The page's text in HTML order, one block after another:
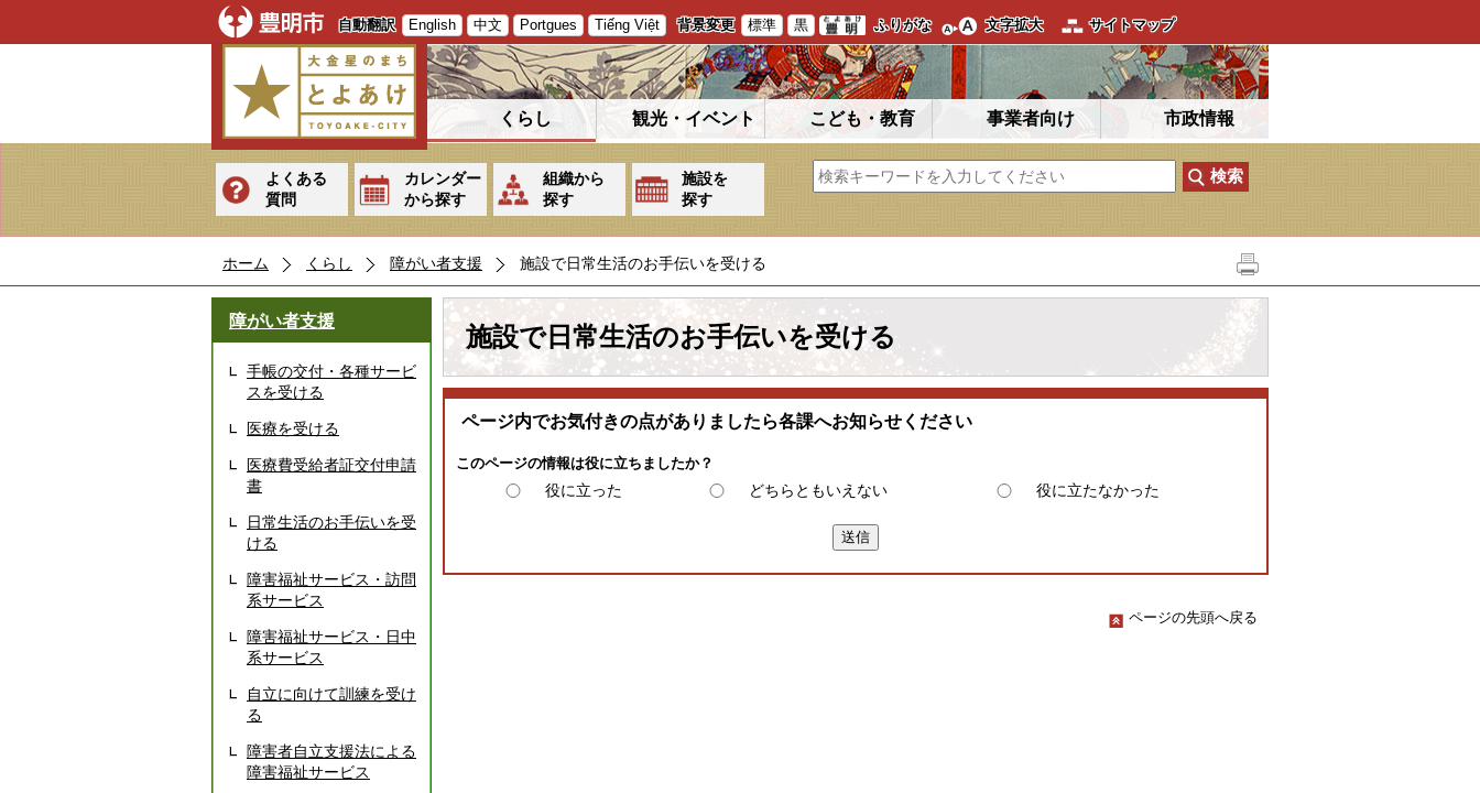
自動翻訳 English 中文 Portgues Tiếng Việt 背景変更 標準 黒 ふりがな 文字拡大 サイトマップ
くらし 観光・イベント こども・教育 事業者向け 市政情報
よくある
質問
カレンダー
から探す
組織から
探す
施設を
探す
ホーム くらし 障がい者支援 施設で日常生活のお手伝いを受ける
障がい者支援
手帳の交付・各種サービ
スを受ける
医療を受ける
医療費受給者証交付申請
書
日常生活のお手伝いを受
ける
障害福祉サービス・訪問
系サービス
障害福祉サービス・日中
系サービス
自立に向けて訓練を受け
る
障害者自立支援法による
障害福祉サービス
施設で日常生活のお手伝いを受ける
ページ内でお気付きの点がありましたら各課へお知らせください
このページの情報は役に立ちましたか？
役に立った どちらともいえない 役に立たなかった
ページの先頭へ戻る